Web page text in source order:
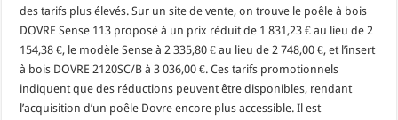
des tarifs plus élevés​​. Sur un site de vente, on trouve le poêle à bois
DOVRE Sense 113 proposé à un prix réduit de 1 831,23 € au lieu de 2
154,38 €, le modèle Sense à 2 335,80 € au lieu de 2 748,00 €, et l’insert
à bois DOVRE 2120SC/B à 3 036,00 €​. Ces tarifs promotionnels
indiquent que des réductions peuvent être disponibles, rendant
l’acquisition d’un poêle Dovre encore plus accessible. Il est